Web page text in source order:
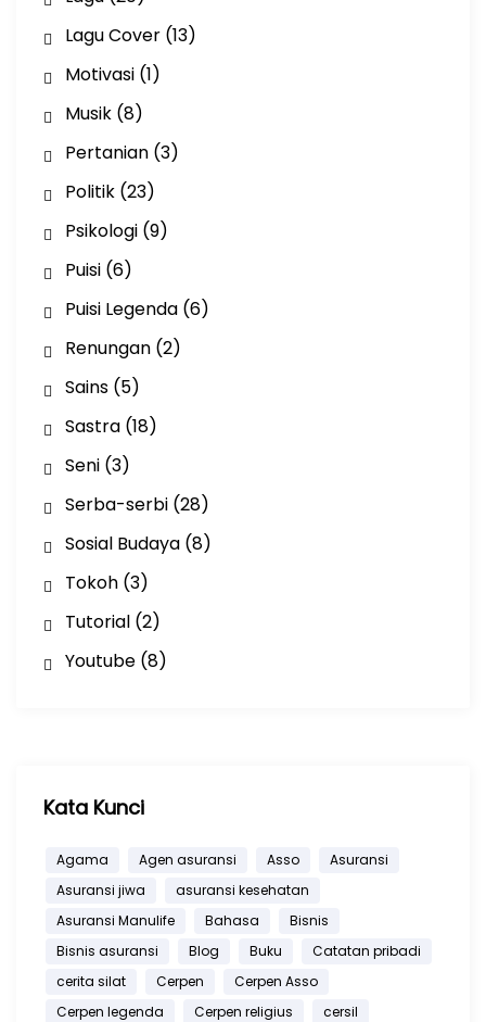
Lagu Cover(13)
Motivasi(1)
Musik(8)
Pertanian(3)
Politik(23)
Psikologi(9)
Puisi(6)
Puisi Legenda(6)
Renungan(2)
Sains(5)
Sastra(18)
Seni(3)
Serba-serbi(28)
Sosial Budaya(8)
Tokoh(3)
Tutorial(2)
Youtube(8)
Kata Kunci
Agama Agen asuransi Asso
Asuransi
Asuransi jiwa
asuransi kesehatan
Asuransi Manulife
Bahasa
Bisnis
Bisnis asuransi
Blog Buku
Catatan pribadi
cerita silat
Cerpen
Cerpen Asso
Cerpen legenda
Cerpen religius
cersil